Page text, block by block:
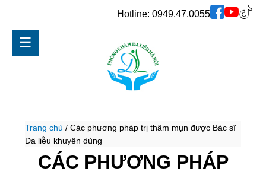
Hotline: 0949.47.0055
☰
Trang chủ /Các phương pháp trị thâm mụn được Bác sĩ
Da liễu khuyên dùng
CÁC PHƯƠNG PHÁP